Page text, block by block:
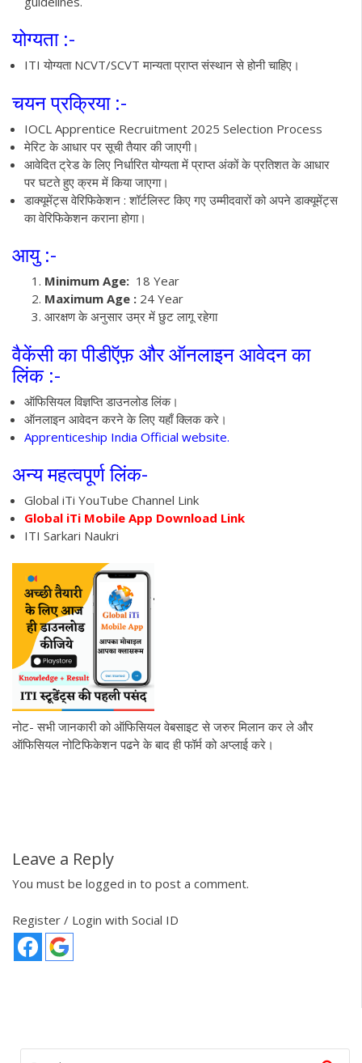
योग्यता :-
ITI योग्यता NCVT/SCVT मान्यता प्राप्त संस्थान से होनी चाहिए।
चयन प्रक्रिया :-
IOCL Apprentice Recruitment 2025 Selection Process
मेरिट के आधार पर सूची तैयार की जाएगी।
आवेदित ट्रेड के लिए निर्धारित योग्यता में प्राप्त अंकों के प्रतिशत के आधार
पर घटते हुए क्रम में किया जाएगा।
डाक्यूमेंट्स वेरिफिकेशन : शॉर्टलिस्ट किए गए उम्मीदवारों को अपने डाक्यूमेंट्स
का वेरिफिकेशन कराना होगा।
आयु :-
Minimum Age: 18 Year
Maximum Age : 24 Year
आरक्षण के अनुसार उम्र में छुट लागू रहेगा
वैकेंसी का पीडीऍफ़ और ऑनलाइन आवेदन का
लिंक :-
ऑफिसियल विज्ञप्ति डाउनलोड लिंक।
ऑनलाइन आवेदन करने के लिए यहाँ क्लिक करे।
Apprenticeship India Official website.
अन्य महत्वपूर्ण लिंक-
Global iTi YouTube Channel Link
Global iTi Mobile App Download Link
ITI Sarkari Naukri
नोट- सभी जानकारी को ऑफिसियल वेबसाइट से जरुर मिलान कर ले और
ऑफिसियल नोटिफिकेशन पढने के बाद ही फॉर्म को अप्लाई करे।
Leave a Reply
You must be logged in to post a comment.
Register / Login with Social ID